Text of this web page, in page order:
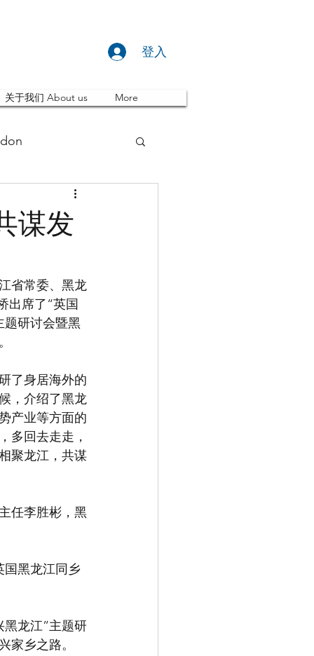
登入
关于我们 About us More
谋发
省常委、黑龙
出席了“英国
题研讨会暨黑
了身居海外的
，介绍了黑龙
产业等方面的
多回去走走，
聚龙江，共谋
任李胜彬，黑
国黑龙江同乡
黑龙江”主题研
家乡之路。